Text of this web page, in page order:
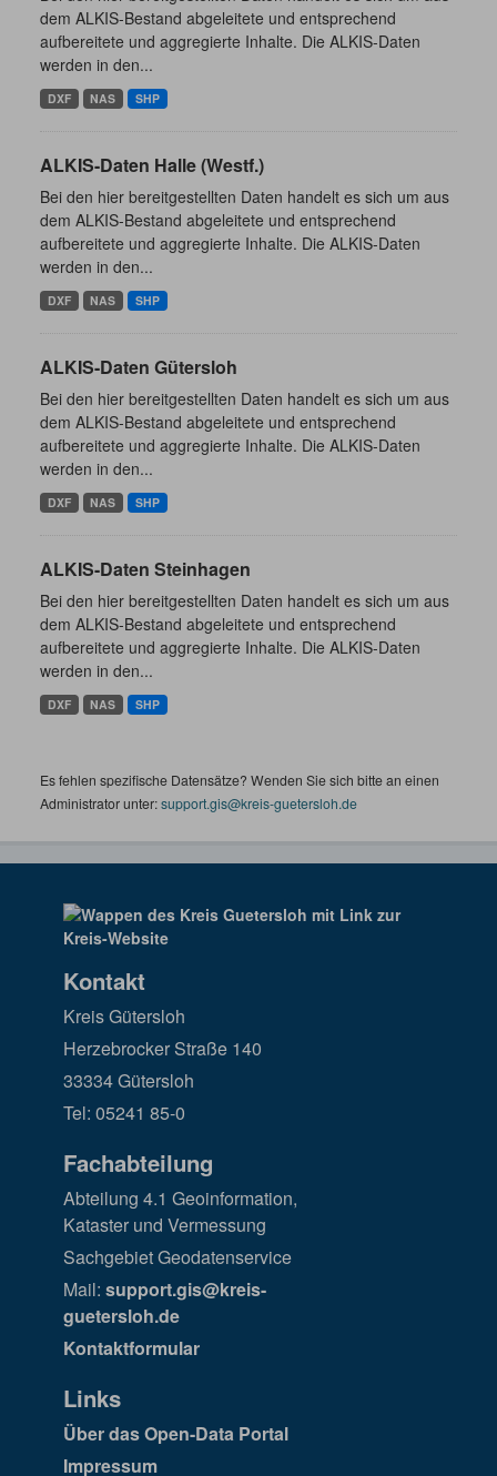
dem ALKIS-Bestand abgeleitete und entsprechend
aufbereitete und aggregierte Inhalte. Die ALKIS-Daten
werden in den...
DXF NAS SHP
ALKIS-Daten Halle (Westf.)
Bei den hier bereitgestellten Daten handelt es sich um aus
dem ALKIS-Bestand abgeleitete und entsprechend
aufbereitete und aggregierte Inhalte. Die ALKIS-Daten
werden in den...
DXF NAS SHP
ALKIS-Daten Gütersloh
Bei den hier bereitgestellten Daten handelt es sich um aus
dem ALKIS-Bestand abgeleitete und entsprechend
aufbereitete und aggregierte Inhalte. Die ALKIS-Daten
werden in den...
DXF NAS SHP
ALKIS-Daten Steinhagen
Bei den hier bereitgestellten Daten handelt es sich um aus
dem ALKIS-Bestand abgeleitete und entsprechend
aufbereitete und aggregierte Inhalte. Die ALKIS-Daten
werden in den...
DXF NAS SHP
Es fehlen spezifische Datensätze? Wenden Sie sich bitte an einen
Administrator unter:support.gis@kreis-guetersloh.de
Kontakt
Kreis Gütersloh
Herzebrocker Straße 140
33334 Gütersloh
Tel: 05241 85-0
Fachabteilung
Abteilung 4.1 Geoinformation,
Kataster und Vermessung
Sachgebiet Geodatenservice
Mail: support.gis@kreis-
guetersloh.de
Kontaktformular
Links
Über das Open-Data Portal
Impressum